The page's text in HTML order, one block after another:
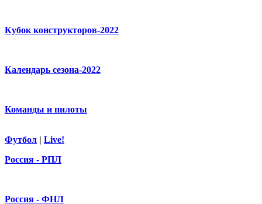
Кубок конструкторов-2022
Календарь сезона-2022
Команды и пилоты
Футбол | Live!
Россия - РПЛ
Россия - ФНЛ